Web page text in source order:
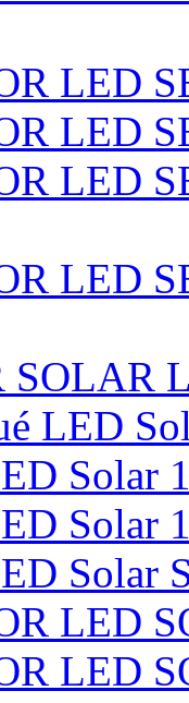
LED
LED
LED
LED
SOLAR
LED
Solar
Solar
Solar
LED
LED